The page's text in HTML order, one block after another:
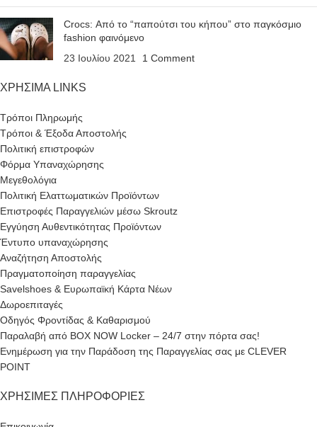
Crocs: Από το “παπούτσι του κήπου” στο παγκόσμιο
fashion φαινόμενο
23 Ιουλίου 2021
1 Comment
ΧΡΗΣΙΜΑ LINKS
Τρόποι Πληρωμής
Τρόποι & Έξοδα Αποστολής
Πολιτική επιστροφών
Φόρμα Υπαναχώρησης
Μεγεθολόγια
Πολιτική Ελαττωματικών Προϊόντων
Επιστροφές Παραγγελιών μέσω Skroutz
Εγγύηση Αυθεντικότητας Προϊόντων
Έντυπο υπαναχώρησης
Αναζήτηση Αποστολής
Πραγματοποίηση παραγγελίας
Savelshoes & Ευρωπαϊκή Κάρτα Νέων
Δωροεπιταγές
Οδηγός Φροντίδας & Καθαρισμού
Παραλαβή από BOX NOW Locker – 24/7 στην πόρτα σας!
Ενημέρωση για την Παράδοση της Παραγγελίας σας με CLEVER
POINT
ΧΡΉΣΙΜΕΣ ΠΛΗΡΟΦΟΡΊΕΣ